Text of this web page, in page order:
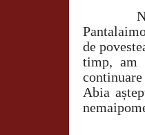
Nu o
de
timp, am
Abia